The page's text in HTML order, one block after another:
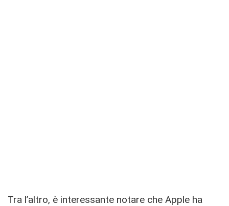
Tra l’altro, è interessante notare che Apple ha